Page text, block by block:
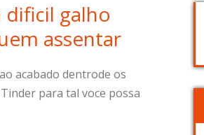
dificil galho
assentar
acabado dentrode os
para tal voce possa